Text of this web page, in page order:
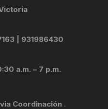
| 931986430
a.m. – 7 p.m.
Coordinación .